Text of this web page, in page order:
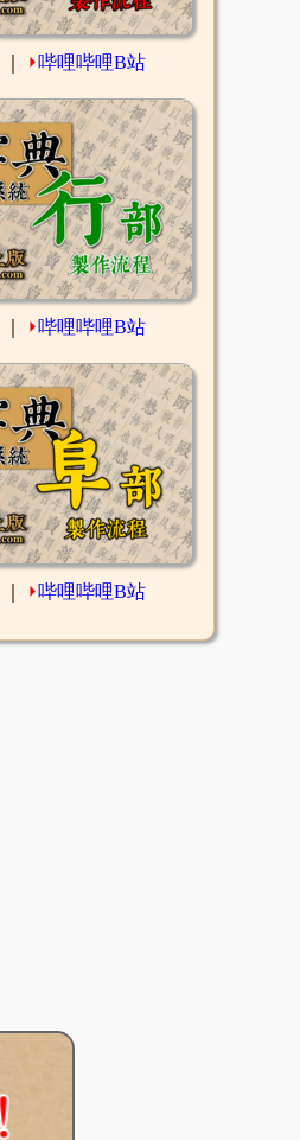
⏵哔哩哔哩B站
⏵哔哩哔哩B站
⏵哔哩哔哩B站